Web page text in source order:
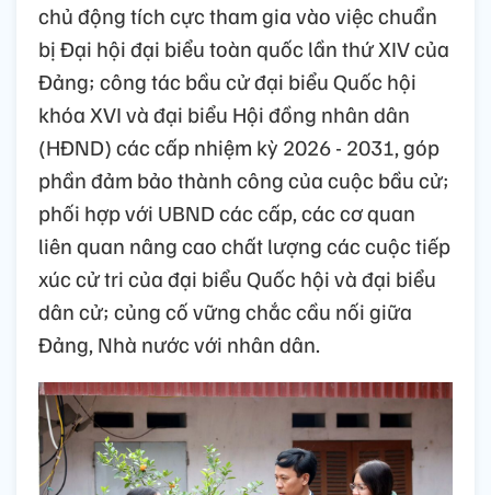
chủ động tích cực tham gia vào việc chuẩn
bị Đại hội đại biểu toàn quốc lần thứ XIV của
Đảng; công tác bầu cử đại biểu Quốc hội
khóa XVI và đại biểu Hội đồng nhân dân
(HĐND) các cấp nhiệm kỳ 2026 - 2031, góp
phần đảm bảo thành công của cuộc bầu cử;
phối hợp với UBND các cấp, các cơ quan
liên quan nâng cao chất lượng các cuộc tiếp
xúc cử tri của đại biểu Quốc hội và đại biểu
dân cử; củng cố vững chắc cầu nối giữa
Đảng, Nhà nước với nhân dân.